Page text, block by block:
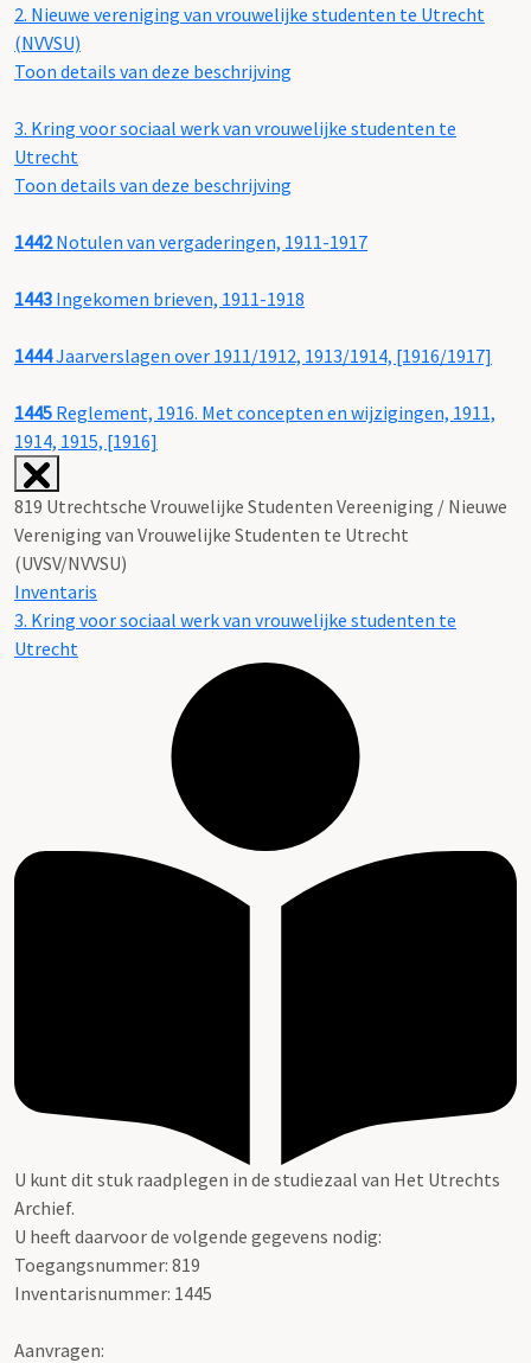
2. Nieuwe vereniging van vrouwelijke studenten te Utrecht
(NVVSU)
Toon details van deze beschrijving
3. Kring voor sociaal werk van vrouwelijke studenten te
Utrecht
Toon details van deze beschrijving
1442Notulen van vergaderingen, 1911-1917
1443 Ingekomen brieven, 1911-1918
1444Jaarverslagen over 1911/1912, 1913/1914, [1916/1917]
1445 Reglement, 1916. Met concepten en wijzigingen, 1911,
1914, 1915, [1916]
819 Utrechtsche Vrouwelijke Studenten Vereeniging / Nieuwe
Vereniging van Vrouwelijke Studenten te Utrecht
(UVSV/NVVSU)
Inventaris
3. Kring voor sociaal werk van vrouwelijke studenten te
Utrecht
U kunt dit stuk raadplegen in de studiezaal van Het Utrechts
Archief.
U heeft daarvoor de volgende gegevens nodig:
Toegangsnummer: 819
Inventarisnummer: 1445
Aanvragen: